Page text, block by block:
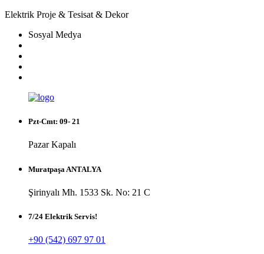
Elektrik Proje & Tesisat & Dekor
Sosyal Medya
Pzt-Cmt: 09- 21
Pazar Kapalı
Muratpaşa ANTALYA
Şirinyalı Mh. 1533 Sk. No: 21 C
7/24 Elektrik Servis!
+90 (542) 697 97 01